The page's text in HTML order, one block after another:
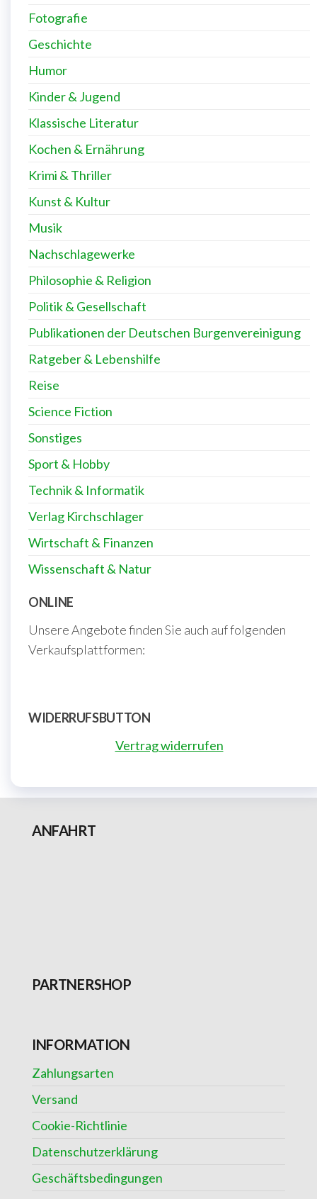
Fotografie
Geschichte
Humor
Kinder & Jugend
Klassische Literatur
Kochen & Ernährung
Krimi & Thriller
Kunst & Kultur
Musik
Nachschlagewerke
Philosophie & Religion
Politik & Gesellschaft
Publikationen der Deutschen Burgenvereinigung
Ratgeber & Lebenshilfe
Reise
Science Fiction
Sonstiges
Sport & Hobby
Technik & Informatik
Verlag Kirchschlager
Wirtschaft & Finanzen
Wissenschaft & Natur
ONLINE
Unsere Angebote finden Sie auch auf folgenden
Verkaufsplattformen:
WIDERRUFSBUTTON
Vertrag widerrufen
ANFAHRT
PARTNERSHOP
INFORMATION
Zahlungsarten
Versand
Cookie-Richtlinie
Datenschutzerklärung
Geschäftsbedingungen